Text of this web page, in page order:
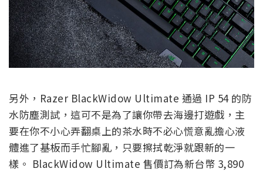
另外，Razer BlackWidow Ultimate 通過 IP 54 的防
水防塵測試，這可不是為了讓你帶去海邊打遊戲，主
要在你不小心弄翻桌上的茶水時不必心慌意亂擔心液
體進了基板而手忙腳亂，只要擦拭乾淨就跟新的一
樣。 BlackWidow Ultimate 售價訂為新台幣 3,890